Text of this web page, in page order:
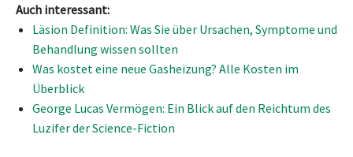
Auch interessant:
Läsion Definition: Was Sie über Ursachen, Symptome und
Behandlung wissen sollten
Was kostet eine neue Gasheizung? Alle Kosten im
Überblick
George Lucas Vermögen: Ein Blick auf den Reichtum des
Luzifer der Science-Fiction